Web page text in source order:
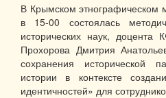
В Крымском этнографическом
в 15-00 состоялась
исторических наук,
Прохорова Дмитрия
сохранения исторической
истории в контексте
идентичностей» для